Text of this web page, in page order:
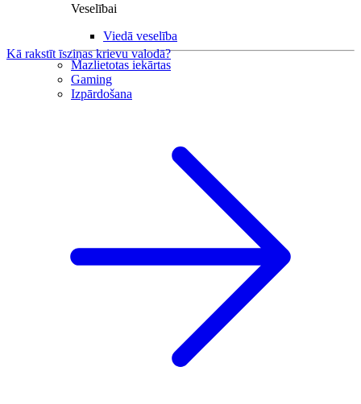
Veselībai
Viedā veselība
Mazlietotas iekārtas
Gaming
Izpārdošana
Kā rakstīt īsziņas krievu valodā?